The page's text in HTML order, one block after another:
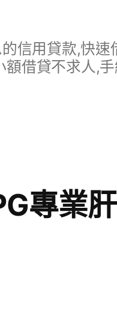
信用貸款,快速
額借貸不求人,
專業肝